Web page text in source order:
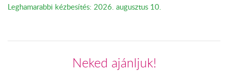
Leghamarabbi kézbesítés: 2026. augusztus 10.
Neked ajánljuk!